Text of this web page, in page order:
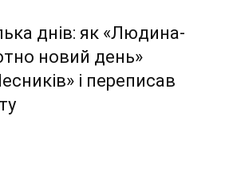
днів: як «Людина-
новий день»
і переписав